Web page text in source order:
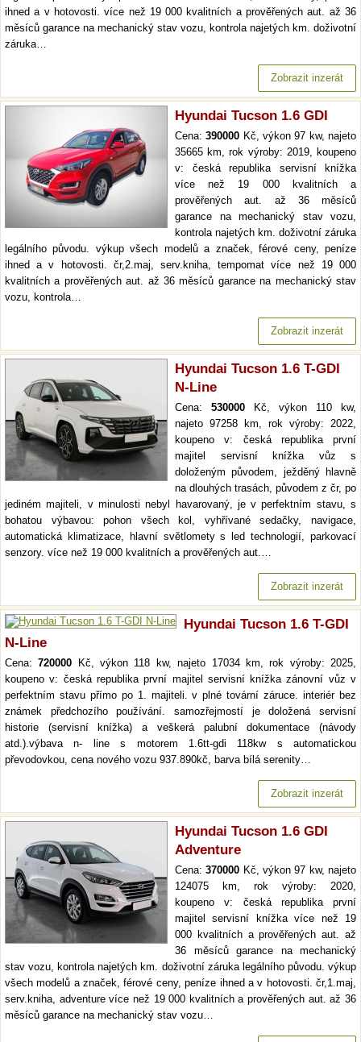
ihned a v hotovosti. více než 19 000 kvalitních a prověřených aut. až 36
měsíců garance na mechanický stav vozu, kontrola najetých km. doživotní
záruka…
Zobrazit inzerát
Hyundai Tucson 1.6 GDI
Cena:390000 Kč, výkon 97 kw, najeto
35665 km, rok výroby: 2019, koupeno
v: česká republika servisní knížka
více než 19 000 kvalitních a
prověřených aut. až 36 měsíců
garance na mechanický stav vozu,
kontrola najetých km. doživotní záruka
legálního původu. výkup všech modelů a značek, férové ceny, peníze
ihned a v hotovosti. čr,2.maj, serv.kniha, tempomat více než 19 000
kvalitních a prověřených aut. až 36 měsíců garance na mechanický stav
vozu, kontrola…
Zobrazit inzerát
Hyundai Tucson 1.6 T-GDI
N-Line
Cena: 530000 Kč, výkon 110 kw,
najeto 97258 km, rok výroby: 2022,
koupeno v: česká republika první
majitel servisní knížka vůz s
doloženým původem, ježděný hlavně
na dlouhých trasách, původem z čr, po
jediném majiteli, v minulosti nebyl havarovaný, je v perfektním stavu, s
bohatou výbavou: pohon všech kol, vyhřívané sedačky, navigace,
automatická klimatizace, hlavní světlomety s led technologií, parkovací
senzory. více než 19 000 kvalitních a prověřených aut.…
Zobrazit inzerát
Hyundai Tucson 1.6 T-GDI
N-Line
Cena:720000 Kč, výkon 118 kw, najeto 17034 km, rok výroby: 2025,
koupeno v: česká republika první majitel servisní knížka zánovní vůz v
perfektním stavu přímo po 1. majiteli. v plné tovární záruce. interiér bez
známek předchozího používání. samozřejmostí je doložená servisní
historie (servisní knížka) a veškerá palubní dokumentace (návody
atd.).výbava n- line s motorem 1.6tt-gdi 118kw s automatickou
převodovkou, cena nového vozu 937.890kč, barva bílá serenity…
Zobrazit inzerát
Hyundai Tucson 1.6 GDI
Adventure
Cena:370000 Kč, výkon 97 kw, najeto
124075 km, rok výroby: 2020,
koupeno v: česká republika první
majitel servisní knížka více než 19
000 kvalitních a prověřených aut. až
36 měsíců garance na mechanický
stav vozu, kontrola najetých km. doživotní záruka legálního původu. výkup
všech modelů a značek, férové ceny, peníze ihned a v hotovosti. čr,1.maj,
serv.kniha, adventure více než 19 000 kvalitních a prověřených aut. až 36
měsíců garance na mechanický stav vozu…